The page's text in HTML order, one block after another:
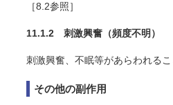
［8.2参照］
11.1.2 刺激興奮 （頻度不明）
刺激興奮、不眠等があらわれるこ
その他の副作用